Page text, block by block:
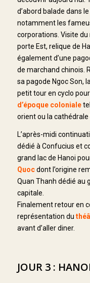
d’abord balade dans le
notamment les
corporations. Visite du
porte Est, relique de
également d’une
de marchand chinois.
sa pagode Ngoc Son,
petit tour en cyclo
d’époque colonialetel
orient ou la
L’après-midi
dédié à Confucius et
grand lac de Hanoi
Quocdont l’origine
Quan Thanh dédié au
capitale.
Finalement retour en
représentation du
avant d’aller diner.
JOUR 3 :